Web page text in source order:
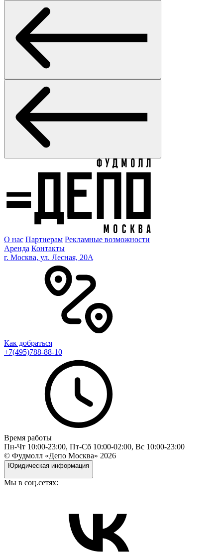
О нас Партнерам Рекламные возможности
Аренда Контакты
г. Москва, ул. Лесная, 20A
Как добраться
+7(495)788-88-10
Время работы
Пн-Чт 10:00-23:00, Пт-Сб 10:00-02:00, Вс 10:00-23:00
© Фудмолл «Депо Москва» 2026
Юридическая информация
Мы в соц.сетях: